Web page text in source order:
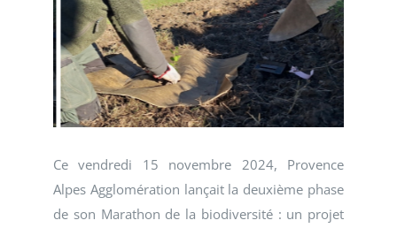
Ce vendredi 15 novembre 2024, Provence
Alpes Agglomération lançait la deuxième phase
de son Marathon de la biodiversité : un projet